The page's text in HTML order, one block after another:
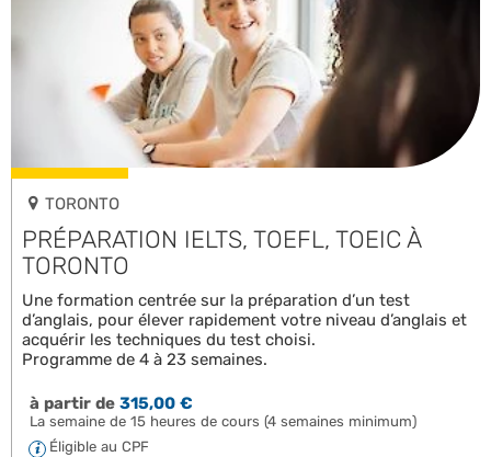
TORONTO
PRÉPARATION IELTS, TOEFL, TOEIC À
TORONTO
Une formation centrée sur la préparation d’un test
d’anglais, pour élever rapidement votre niveau d’anglais et
acquérir les techniques du test choisi.
Programme de 4 à 23 semaines.
à partir de315,00 €
La semaine de 15 heures de cours (4 semaines minimum)
Éligible au CPF